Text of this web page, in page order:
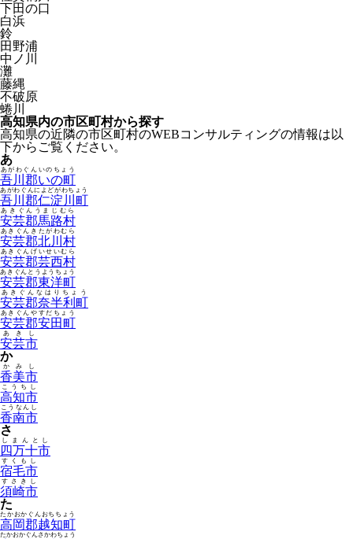
下田の口
白浜
鈴
田野浦
中ノ川
灘
藤縄
不破原
蜷川
高知県内の市区町村から探す
高知県の近隣の市区町村のWEBコンサルティングの情報は以
下からご覧ください。
あ
吾川郡いの町
あがわぐんいのちょう
吾川郡仁淀川町
あがわぐんによどがわちょう
安芸郡馬路村
あきぐんうまじむら
安芸郡北川村
あきぐんきたがわむら
安芸郡芸西村
あきぐんげいせいむら
安芸郡東洋町
あきぐんとうようちょう
安芸郡奈半利町
あきぐんなはりちょう
安芸郡安田町
あきぐんやすだちょう
安芸市
あきし
か
香美市
かみし
高知市
こうちし
香南市
こうなんし
さ
四万十市
しまんとし
宿毛市
すくもし
須崎市
すさきし
た
高岡郡越知町
たかおかぐんおちちょう
たかおかぐんさかわちょう